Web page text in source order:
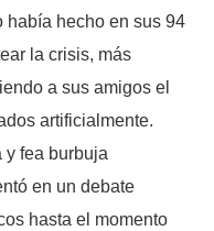
había hecho en sus 94
la crisis, más
a sus amigos el
artificialmente.
y fea burbuja
en un debate
hasta el momento